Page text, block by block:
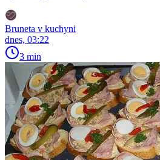
Bruneta v kuchyni
dnes, 03:22
3 min